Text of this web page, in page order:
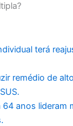
terá
remédio de
64 anos lideram